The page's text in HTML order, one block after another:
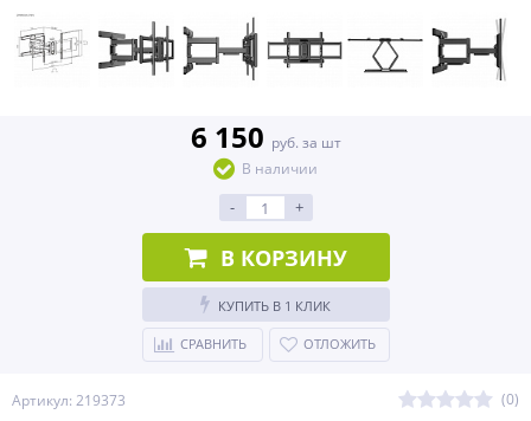
Артикул: 219373 (0)
6 150 руб. за шт
В наличии
- +
В КОРЗИНУ
КУПИТЬ В 1 КЛИК
СРАВНИТЬ ОТЛОЖИТЬ